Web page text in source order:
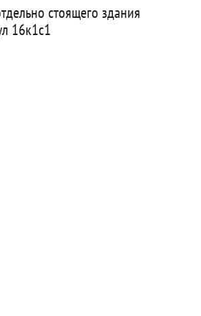
стоящего здания
16к1с1